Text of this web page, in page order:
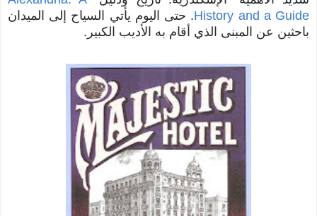
History and a Guide. حتى اليوم يأتي السياح إلى الميدان
باحثين عن المبنى الذي أقام به الأديب الكبير.